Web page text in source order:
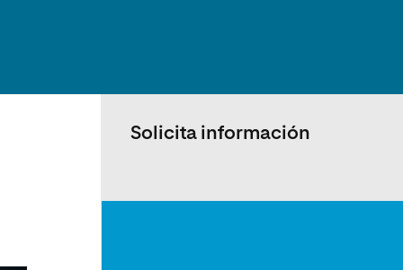
Solicita información